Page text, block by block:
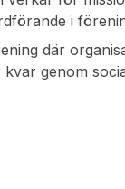
i
där
genom